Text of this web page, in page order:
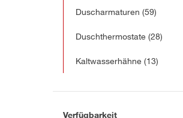
Duscharmaturen (59)
Duschthermostate (28)
Kaltwasserhähne (13)
Verfügbarkeit